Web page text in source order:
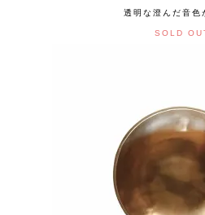
透明な澄んだ音色
SOLD